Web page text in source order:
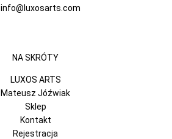
info@luxosarts.com
NA SKRÓTY
LUXOS ARTS
Mateusz Jóźwiak
Sklep
Kontakt
Rejestracja